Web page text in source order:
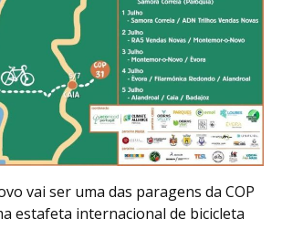
vai ser uma das paragens da COP
estafeta internacional de bicicleta